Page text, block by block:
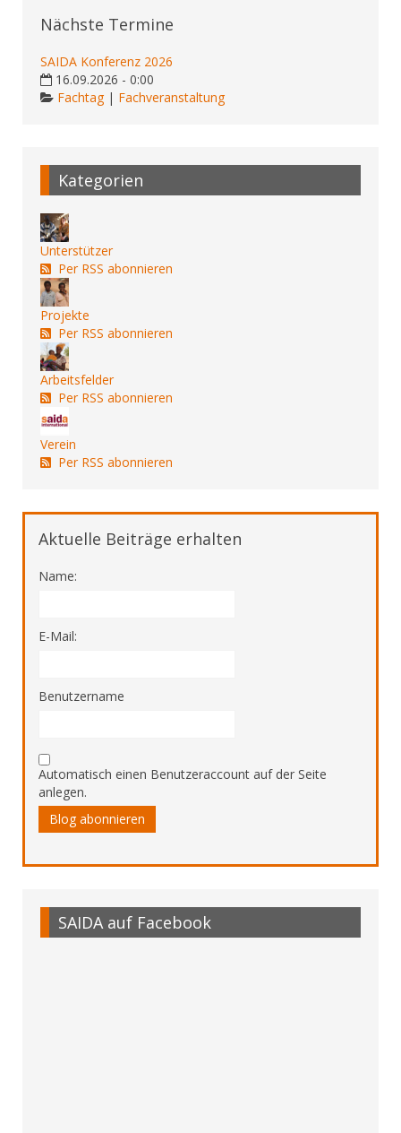
Nächste Termine
SAIDA Konferenz 2026
16.09.2026 - 0:00
Fachtag | Fachveranstaltung
Kategorien
Unterstützer
Per RSS abonnieren
Projekte
Per RSS abonnieren
Arbeitsfelder
Per RSS abonnieren
Verein
Per RSS abonnieren
Aktuelle Beiträge erhalten
Name:
E-Mail:
Benutzername
Automatisch einen Benutzeraccount auf der Seite
anlegen.
Blog abonnieren
SAIDA auf Facebook